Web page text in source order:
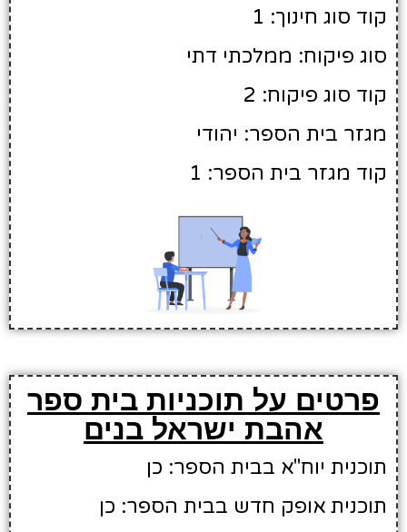
קוד סוג חינוך: 1
סוג פיקוח: ממלכתי דתי
קוד סוג פיקוח: 2
מגזר בית הספר: יהודי
קוד מגזר בית הספר: 1
פרטים על תוכניות בית ספר
אהבת ישראל בנים
תוכנית יוח"א בבית הספר: כן
תוכנית אופק חדש בבית הספר: כן